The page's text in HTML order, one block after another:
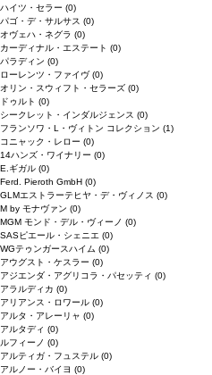
ハイツ・セラー (0)
パゴ・デ・サルサス (0)
オヴェハ・ネグラ (0)
カーディナル・エステート (0)
パラディン (0)
ローレンツ・ファイヴ(0)
オリン・スウィフト・セラーズ (0)
ドゥルト (0)
シークレット・インダルジェンス (0)
フランソワ・L・ヴィトン コレクション (1)
コニャック・レロー (0)
14ハンズ・ワイナリー (0)
E.ギガル (0)
Ferd. Pieroth GmbH (0)
GLMエストラーテヒヤ・デ・ヴィノス (0)
M by モナヴァン (0)
MGM モンド・デル・ヴィーノ (0)
SASピエール・シェニエ (0)
WGテゥンガースハイム (0)
アウグスト・ケスラー (0)
アジエンダ・アグリコラ・パセッティ (0)
アラルディカ (0)
アリアンス・ロワール (0)
アルタ・アレーリャ (0)
アルタディ (0)
ルフィーノ (0)
アルティガ・フュステル (0)
アルノー・バイヨ (0)